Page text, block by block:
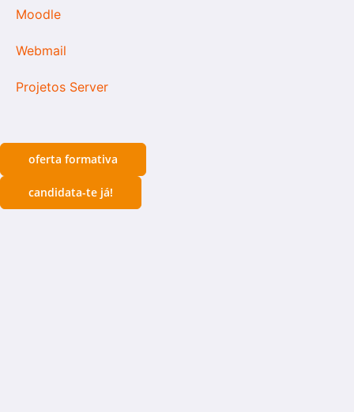
Moodle
Webmail
Projetos Server
oferta formativa
candidata-te já!